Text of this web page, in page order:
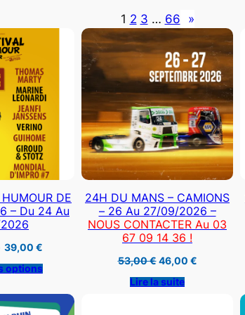
1 2 3 … 66 »
DE
– Du 24 Au
39,00 €
prix :
27,00 €
39,00 €
options
24H DU MANS – CAMIONS
– 26 Au 27/09/2026 –
NOUS CONTACTER Au 03
67 09 14 36 !
53,00€ Le
prix
initial
était :
46,00 €Le
Lire la suite